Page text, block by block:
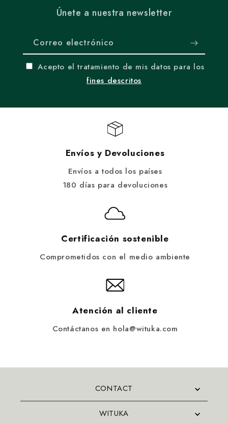
Únete a nuestra newsletter
Correo electrónico
Acepto el tratamiento de mis datos para los
fines descritos
Envíos y Devoluciones
Envíos a todos los países
180 días para devoluciones
Certificación sostenible
Comprometidos con el medio ambiente
Atención al cliente
Contáctanos en hola@wituka.com
CONTACT
WITUKA